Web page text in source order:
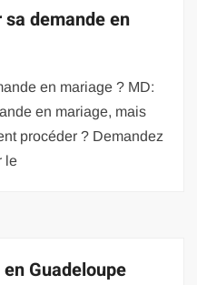
demande en
en mariage ? MD:
en mariage, mais
procéder ? Demandez
le
Guadeloupe